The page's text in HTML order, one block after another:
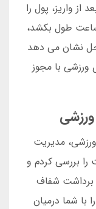
من 15 دقیقه بعد از واریز، پول را
طول بکشد،
نشان می دهد
با مجوز
مدیریت
2024، من 15 سایت را بررسی کردم و
و برداشت شفاف
با شما درمیان